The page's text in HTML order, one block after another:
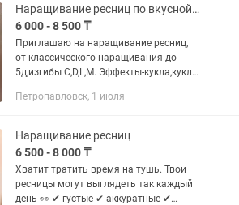
Наращивание ресниц по вкусной цене
6 000 - 8 500 ₸
Приглашаю на наращивание ресниц,
от классического наращивания-до
5д,изгибы С,D,L,M. Эффекты-кукла,кукла-
лиса,натуральный,мокрый эффект,
Петропавловск, 1 июля
Наращивание ресниц
6 500 - 8 000 ₸
Хватит тратить время на тушь. Твои
ресницы могут выглядеть так каждый
день 👀 ✔ густые ✔ аккуратные ✔